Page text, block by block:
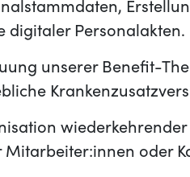
digitaler Personalakten.
unserer Benefit-
Mitarbeiter:innen oder